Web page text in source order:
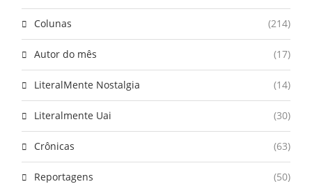
Colunas (214)
Autor do mês (17)
LiteralMente Nostalgia (14)
Literalmente Uai (30)
Crônicas (63)
Reportagens (50)